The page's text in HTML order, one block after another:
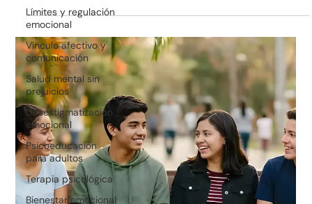
Límites y regulación
emocional
Vínculo afectivo y
comunicación
Salud mental sin
prejuicios
Desestigmatización
emocional
Psicoeducación
para adultos
Terapia psicológica
Bienestar emocional
¿La crianza ha pasado a ser el único tema de conversación en
casa? Aprende a diferenciar tu rol de padre/madre del
vínculo con tu pareja. Descubre estrategias prácticas para
proteger tu relación, mejorar la comunicación y construir un
hogar donde el amor de pareja sea el motor de una crianza
equilibrada.